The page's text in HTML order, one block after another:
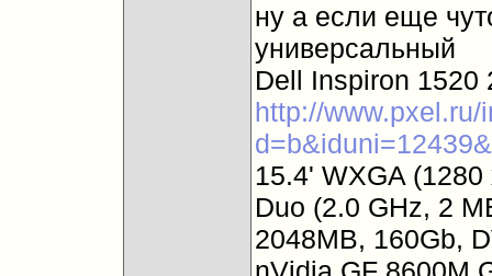
ну а если еще
универсальный
Dell Inspiron 1520
http://www.pxel.ru/
15.4' WXGA
Duo (2.0 GHz, 2
2048MB, 160Gb,